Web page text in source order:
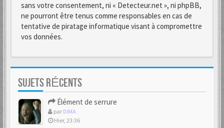
sans votre consentement, ni « Detecteur.net », ni phpBB,
ne pourront être tenus comme responsables en cas de
tentative de piratage informatique visant à compromettre
vos données.
SUJETS RÉCENTS
Élément de serrure
par DIMA
Hier, 23:36